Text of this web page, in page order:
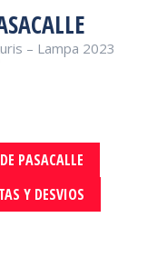
– Lampa 2023
PASACALLE
Y DESVIOS